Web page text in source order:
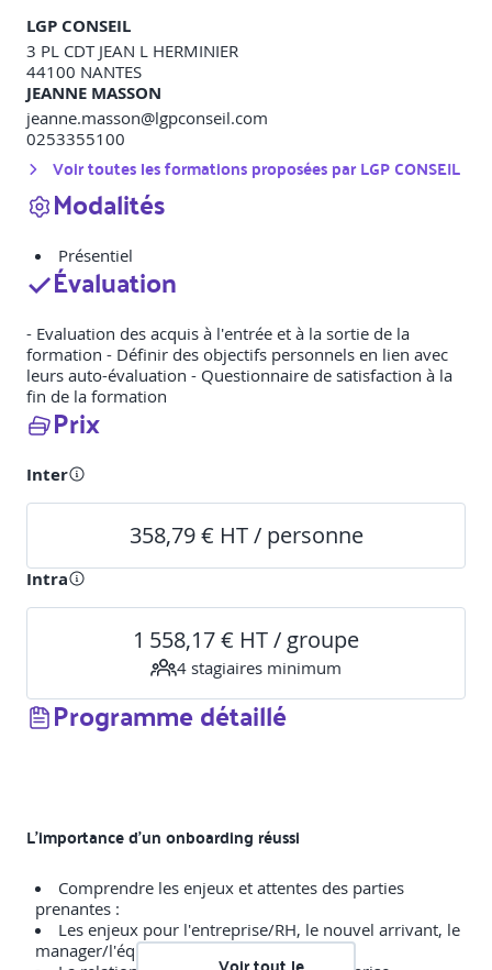
LGP CONSEIL
3 PL CDT JEAN L HERMINIER
44100 NANTES
JEANNE MASSON
jeanne.masson@lgpconseil.com
0253355100
Voir toutes les formations proposées parLGP CONSEIL
Modalités
Présentiel
Évaluation
- Evaluation des acquis à l'entrée et à la sortie de la
formation - Définir des objectifs personnels en lien avec
leurs auto-évaluation - Questionnaire de satisfaction à la
fin de la formation
Prix
Inter
358,79 € HT / personne
Intra
1 558,17 € HT / groupe
4 stagiaires minimum
Programme détaillé
L’importance d’un onboarding réussi
Comprendre les enjeux et attentes des parties
prenantes :
Les enjeux pour l'entreprise/RH, le nouvel arrivant, le
manager/l'équipe